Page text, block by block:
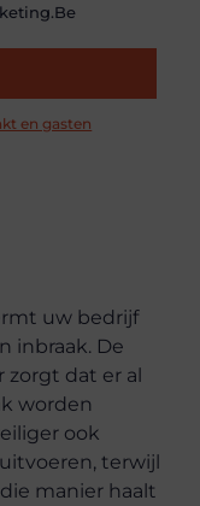
en gasten
uw bedrijf
inbraak. De
zorgt dat er al
worden
ook
terwijl
manier haalt